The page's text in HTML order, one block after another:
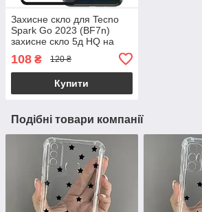
Захисне скло для Tecno
Spark Go 2023 (BF7n)
захисне скло 5д HQ на
2023 чорне hqg
108 ₴ 120 ₴
Купити
Подібні товари компанії